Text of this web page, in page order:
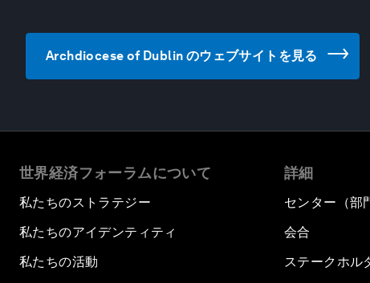
Archdiocese of Dublin のウェブサイトを見る
世界経済フォーラムについて
私たちのストラテジー
私たちのアイデンティティ
私たちの活動
詳細
センター（部
会合
ステークホル